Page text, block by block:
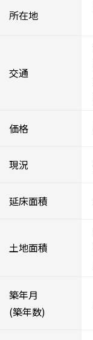
所在地
交通
価格
現況
延床面積
土地面積
築年月
(築年数)